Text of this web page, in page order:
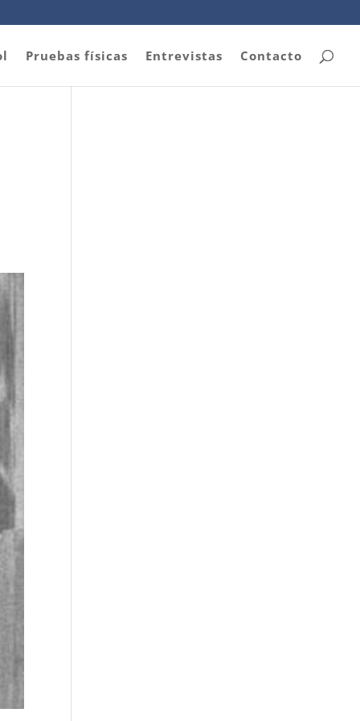
Pruebas físicas Entrevistas Contacto